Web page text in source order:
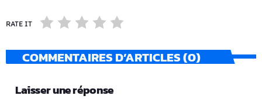
RATE IT
COMMENTAIRES D’ARTICLES (0)
Laisser une réponse